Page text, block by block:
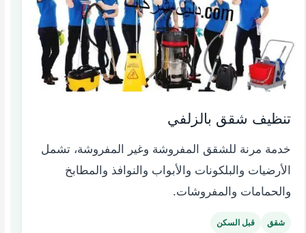
تنظيف شقق بالزلفي
خدمة مرنة للشقق المفروشة وغير المفروشة، تشمل
الأرضيات والبلكونات والأبواب والنوافذ والمطابخ
والحمامات والمفروشات.
شقق قبل السكن